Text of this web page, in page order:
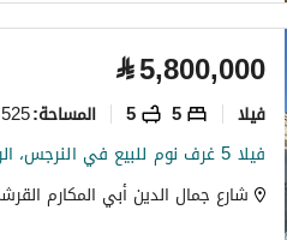
⃁5,800,000
فیلا 5
5 المساحة:525 م2
فيلا 5 غرف نوم للبيع في النرجس، الرياض